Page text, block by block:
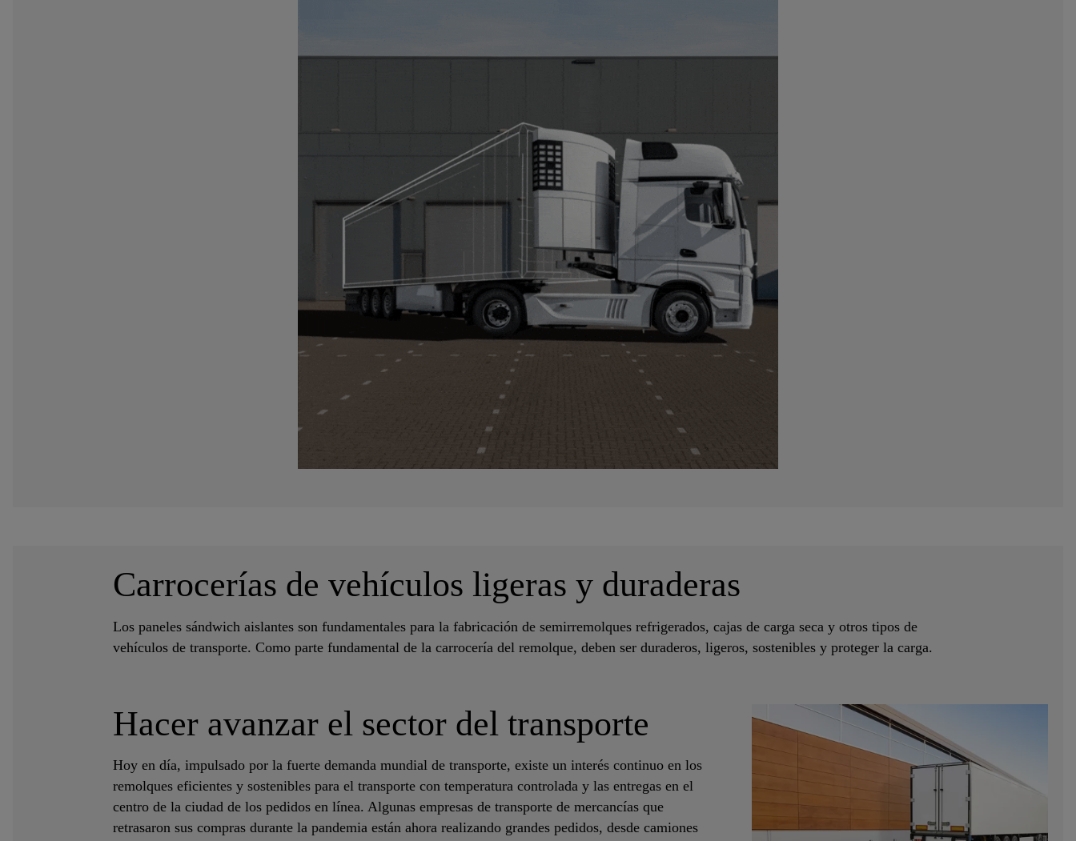
Carrocerías de vehículos ligeras y duraderas
Los paneles sándwich aislantes son fundamentales para la fabricación de semirremolques refrigerados, cajas de carga seca y otros tipos de
vehículos de transporte. Como parte fundamental de la carrocería del remolque, deben ser duraderos, ligeros, sostenibles y proteger la carga.
Hacer avanzar el sector del transporte
Hoy en día, impulsado por la fuerte demanda mundial de transporte, existe un interés continuo en los
remolques eficientes y sostenibles para el transporte con temperatura controlada y las entregas en el
centro de la ciudad de los pedidos en línea. Algunas empresas de transporte de mercancías que
retrasaron sus compras durante la pandemia están ahora realizando grandes pedidos, desde camiones